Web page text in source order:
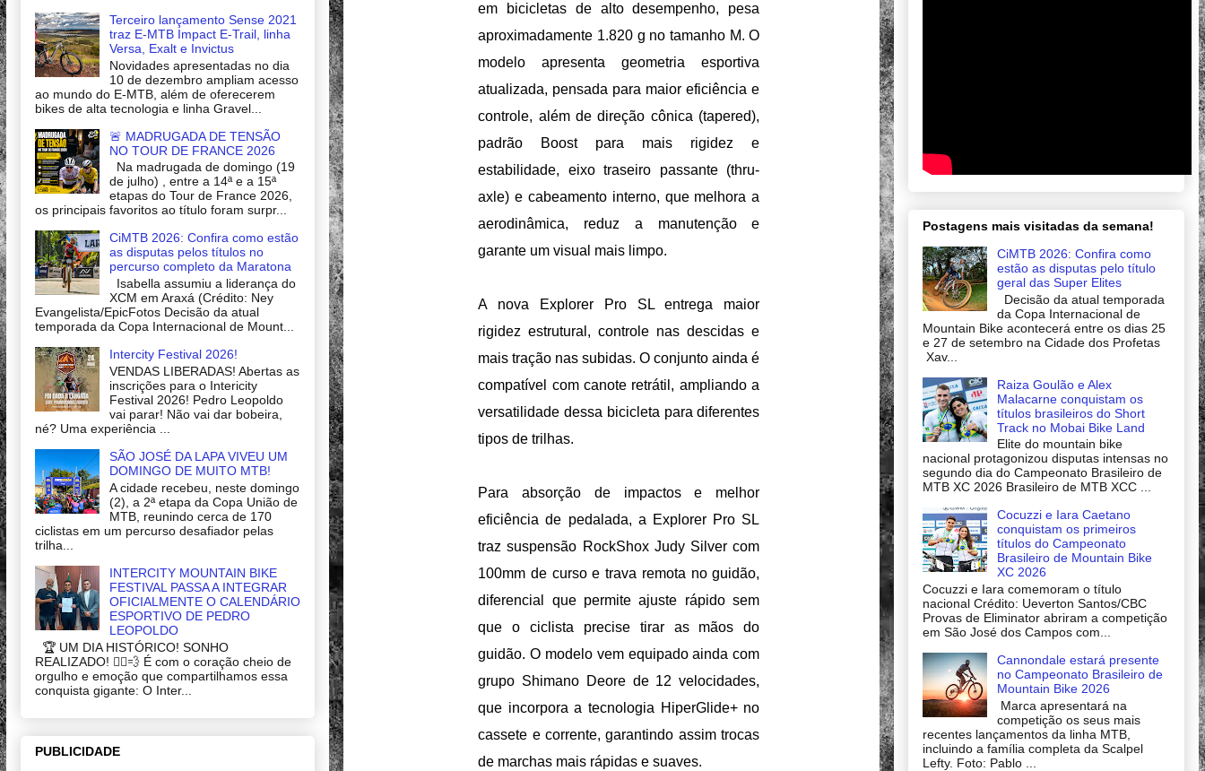
em bicicletas de alto desempenho, pesa
aproximadamente 1.820 g no tamanho M. O
modelo apresenta geometria esportiva
atualizada, pensada para maior eficiência e
controle, além de direção cônica (tapered),
padrão Boost para mais rigidez e
estabilidade, eixo traseiro passante (thru-
axle) e cabeamento interno, que melhora a
aerodinâmica, reduz a manutenção e
garante um visual mais limpo.
A nova Explorer Pro SL entrega maior
rigidez estrutural, controle nas descidas e
mais tração nas subidas. O conjunto ainda é
compatível com canote retrátil, ampliando a
versatilidade dessa bicicleta para diferentes
tipos de trilhas.
Para absorção de impactos e melhor
eficiência de pedalada, a Explorer Pro SL
traz suspensão RockShox Judy Silver com
100mm de curso e trava remota no guidão,
diferencial que permite ajuste rápido sem
que o ciclista precise tirar as mãos do
guidão. O modelo vem equipado ainda com
grupo Shimano Deore de 12 velocidades,
que incorpora a tecnologia HiperGlide+ no
cassete e corrente, garantindo assim trocas
de marchas mais rápidas e suaves.
Terceiro lançamento Sense 2021
traz E-MTB Impact E-Trail, linha
Versa, Exalt e Invictus
Novidades apresentadas no dia
10 de dezembro ampliam acesso
ao mundo do E-MTB, além de oferecerem
bikes de alta tecnologia e linha Gravel...
🚨 MADRUGADA DE TENSÃO
NO TOUR DE FRANCE 2026
Na madrugada de domingo (19
de julho) , entre a 14ª e a 15ª
etapas do Tour de France 2026,
os principais favoritos ao título foram surpr...
CiMTB 2026: Confira como estão
as disputas pelos títulos no
percurso completo da Maratona
Isabella assumiu a liderança do
XCM em Araxá (Crédito: Ney
Evangelista/EpicFotos Decisão da atual
temporada da Copa Internacional de Mount...
Intercity Festival 2026!
VENDAS LIBERADAS! Abertas as
inscrições para o Intericity
Festival 2026! Pedro Leopoldo
vai parar! Não vai dar bobeira,
né? Uma experiência ...
SÃO JOSÉ DA LAPA VIVEU UM
DOMINGO DE MUITO MTB!
A cidade recebeu, neste domingo
(2), a 2ª etapa da Copa União de
MTB, reunindo cerca de 170
ciclistas em um percurso desafiador pelas
trilha...
INTERCITY MOUNTAIN BIKE
FESTIVAL PASSA A INTEGRAR
OFICIALMENTE O CALENDÁRIO
ESPORTIVO DE PEDRO
LEOPOLDO
🏆 UM DIA HISTÓRICO! SONHO
REALIZADO! 🚴‍♂️💨 É com o coração cheio de
orgulho e emoção que compartilhamos essa
conquista gigante: O Inter...
PUBLICIDADE
Postagens mais visitadas da semana!
CiMTB 2026: Confira como
estão as disputas pelo título
geral das Super Elites
Decisão da atual temporada
da Copa Internacional de
Mountain Bike acontecerá entre os dias 25
e 27 de setembro na Cidade dos Profetas
Xav...
Raiza Goulão e Alex
Malacarne conquistam os
títulos brasileiros do Short
Track no Mobai Bike Land
Elite do mountain bike
nacional protagonizou disputas intensas no
segundo dia do Campeonato Brasileiro de
MTB XC 2026 Brasileiro de MTB XCC ...
Cocuzzi e Iara Caetano
conquistam os primeiros
títulos do Campeonato
Brasileiro de Mountain Bike
XC 2026
Cocuzzi e Iara comemoram o título
nacional Crédito: Ueverton Santos/CBC
Provas de Eliminator abriram a competição
em São José dos Campos com...
Cannondale estará presente
no Campeonato Brasileiro de
Mountain Bike 2026
Marca apresentará na
competição os seus mais
recentes lançamentos da linha MTB,
incluindo a família completa da Scalpel
Lefty. Foto: Pablo ...